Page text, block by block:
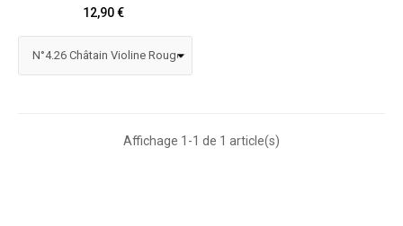
12,90 €
Affichage 1-1 de 1 article(s)